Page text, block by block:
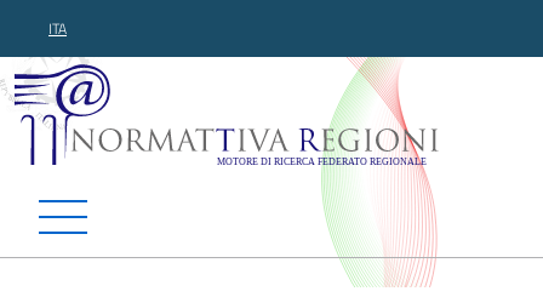
ITA
Normattiva Regioni -